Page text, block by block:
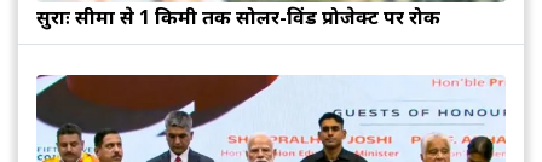
सुरक्षाः सीमा से 1 किमी तक सोलर-विंड प्रोजेक्ट पर रोक